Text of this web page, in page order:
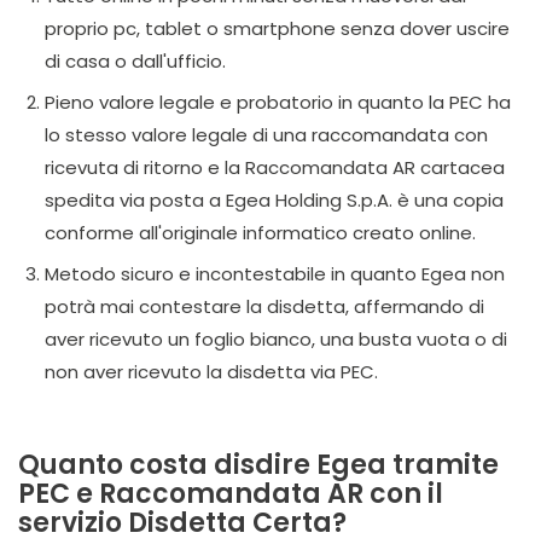
proprio pc, tablet o smartphone senza dover uscire
di casa o dall'ufficio.
Pieno valore legale e probatorio in quanto la PEC ha
lo stesso valore legale di una raccomandata con
ricevuta di ritorno e la Raccomandata AR cartacea
spedita via posta a Egea Holding S.p.A. è una copia
conforme all'originale informatico creato online.
Metodo sicuro e incontestabile in quanto Egea non
potrà mai contestare la disdetta, affermando di
aver ricevuto un foglio bianco, una busta vuota o di
non aver ricevuto la disdetta via PEC.
Quanto costa disdire Egea tramite
PEC e Raccomandata AR con il
servizio Disdetta Certa?